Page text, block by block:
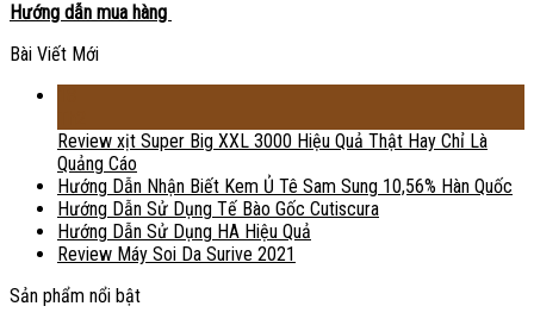
Hướng dẫn mua hàng
Bài Viết Mới
Review xịt Super Big XXL 3000 Hiệu Quả Thật Hay Chỉ Là
Quảng Cáo
Hướng Dẫn Nhận Biết Kem Ủ Tê Sam Sung 10,56% Hàn Quốc
Hướng Dẫn Sử Dụng Tế Bào Gốc Cutiscura
Hướng Dẫn Sử Dụng HA Hiệu Quả
Review Máy Soi Da Surive 2021
Sản phẩm nổi bật